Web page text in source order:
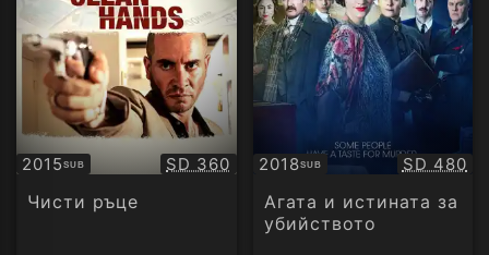
2015SUB
Субтитри Качество:
SD 360
Чисти ръце
2018SUB
Субтитри SD 480
Агата и истината за
убийството